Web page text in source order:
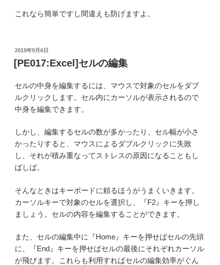
これなら簡単ですし間違えも防げますよ。
投
稿
日:
2019年9月6日
[PE017:Excel]セルの編集
セルの中身を編集するには、マウスで対象のセルをダブ
ルクリックします。セル内にカーソルが表示されるので
中身を編集できます。
しかし、編集するセルの数が多かったり、セル幅が小さ
かったりすると、マウスによるダブルクリックに失敗
し、それが積み重なってストレスの原因になることもし
ばしば。
そんなときはキーボードに頼るほうがうまくいきます。
カーソルキーで対象のセルを選択し、『F2』キーを押し
ましょう。セルの内容を編集することができます。
また、セルの編集中に『Home』キーを押せばセルの先頭
に、『End』キーを押せばセルの最後にそれぞれカーソル
が飛びます。これらも利用すればセルの編集効率がぐん